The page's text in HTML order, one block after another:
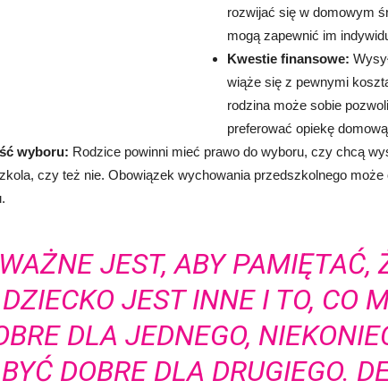
rozwijać się w domowym
mogą zapewnić im
Kwestie finansowe:
wiąże się z pewnymi
rodzina może sobie
preferować opiekę
wyboru: Rodzice powinni mieć prawo do wyboru, czy chcą
czy też nie. Obowiązek wychowania przedszkolnego może
WAŻNE JEST, ABY PAMIĘTAĆ,
DZIECKO JEST INNE I TO, CO
DLA JEDNEGO,
BYĆ DOBRE DLA DRUGIEGO.